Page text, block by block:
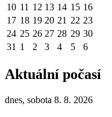
10 11 12 13 14 15 16
17 18 19 20 21 22 23
24 25 26 27 28 29 30
31 1 2 3 4 5 6
Aktuální počasí
dnes, sobota 8. 8. 2026